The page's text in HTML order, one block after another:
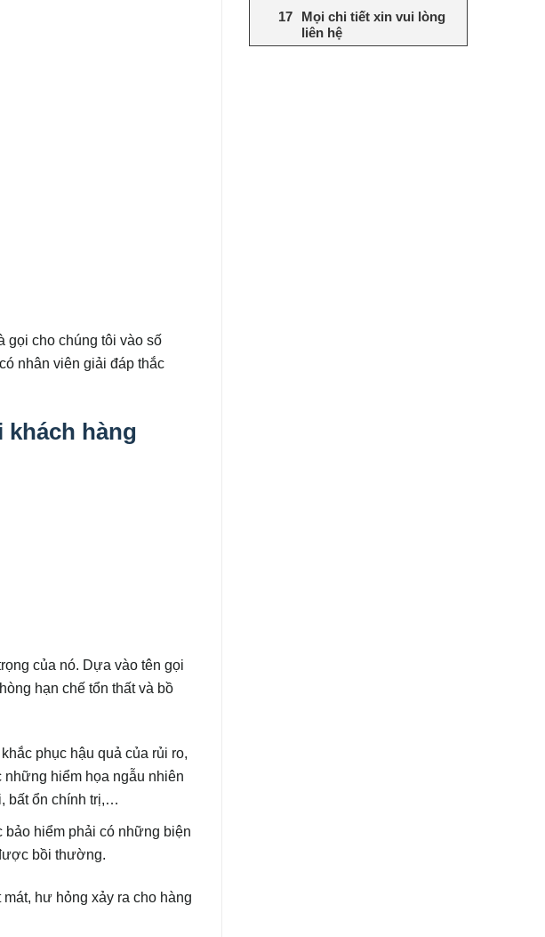
gọi cho chúng tôi vào số
nhân viên giải đáp thắc
khách hàng
của nó. Dựa vào tên gọi
hạn chế tổn thất và bồ
phục hậu quả của rủi ro,
hiểm họa ngẫu nhiên
bất ổn chính trị,…
hiểm phải có những biện
bồi thường.
hư hỏng xảy ra cho hàng
Mọi chi tiết xin vui lòng
liên hệ